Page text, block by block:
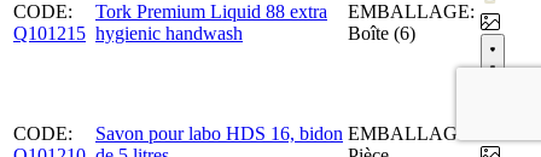
CODE:
Q101215
Tork Premium Liquid 88 extra
hygienic handwash
EMBALLAGE:
Boîte (6)
CODE:
Savon pour labo HDS 16, bidon EMBALLAGE: